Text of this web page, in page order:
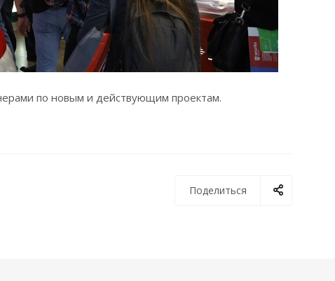
по новым и действующим проектам.
Поделиться